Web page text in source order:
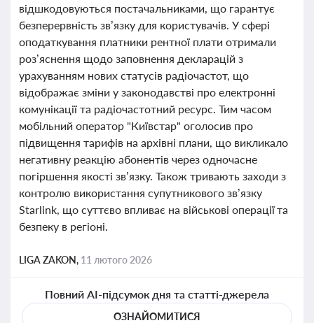
відшкодовуються постачальниками, що гарантує
безперервність зв’язку для користувачів. У сфері
оподаткування платники рентної плати отримали
роз’яснення щодо заповнення декларацій з
урахуванням нових статусів радіочастот, що
відображає зміни у законодавстві про електронні
комунікації та радіочастотний ресурс. Тим часом
мобільний оператор "Київстар" оголосив про
підвищення тарифів на архівні плани, що викликало
негативну реакцію абонентів через одночасне
погіршення якості зв’язку. Також тривають заходи з
контролю використання супутникового зв’язку
Starlink, що суттєво впливає на військові операції та
безпеку в регіоні.
LIGA ZAKON, 11 лютого 2026
Повний AI-підсумок дня та статті-джерела
ОЗНАЙОМИТИСЯ